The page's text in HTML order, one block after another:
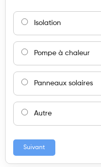
Isolation
Pompe à chaleur
Panneaux solaires
Autre
Suivant